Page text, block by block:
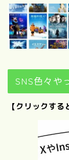
SNS色々や
【クリックする